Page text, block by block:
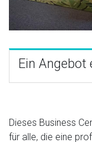
Ein Angebot
Dieses Business
für alle, die eine